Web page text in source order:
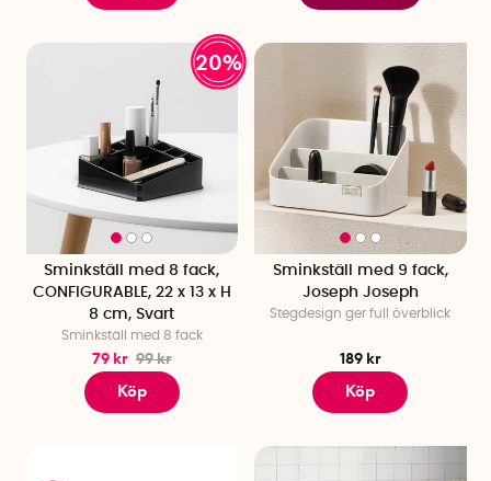
20%
Sminkställ med 8 fack,
CONFIGURABLE, 22 x 13 x H
8 cm, Svart
Sminkställ med 8 fack
79 kr 99 kr
Köp
Sminkställ med 9 fack,
Joseph Joseph
Stegdesign ger full överblick
189 kr
Köp